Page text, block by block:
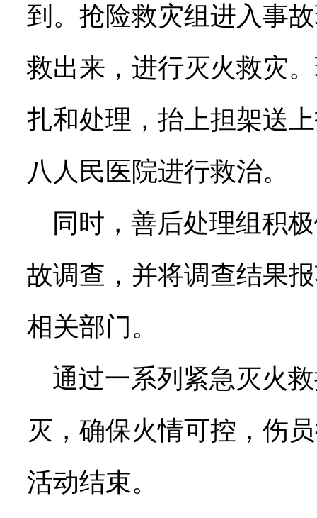
到。抢险救灾组进入事
救出来，进行灭火救灾
扎和处理，抬上担架送
八人民医院进行救治。
同时，善后处理组积
故调查，并将调查结果
相关部门。
通过一系列紧急灭火
灭，确保火情可控，伤
活动结束。